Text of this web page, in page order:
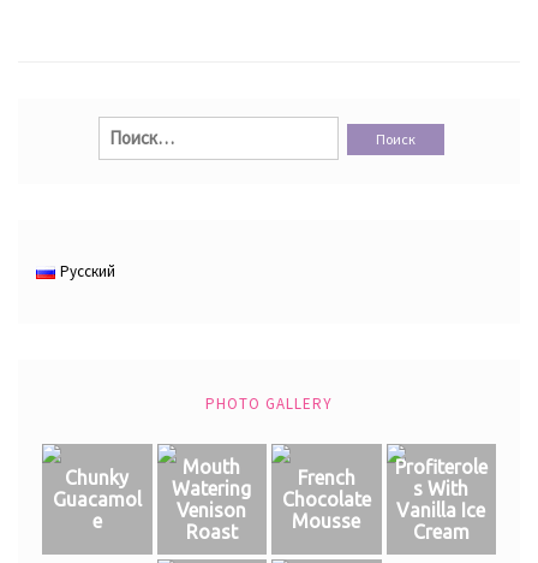
Найти:
Русский
PHOTO GALLERY
Chunky
Guacamol
e
Mouth
Watering
Venison
Roast
French
Chocolate
Mousse
Profiterole
s With
Vanilla Ice
Cream